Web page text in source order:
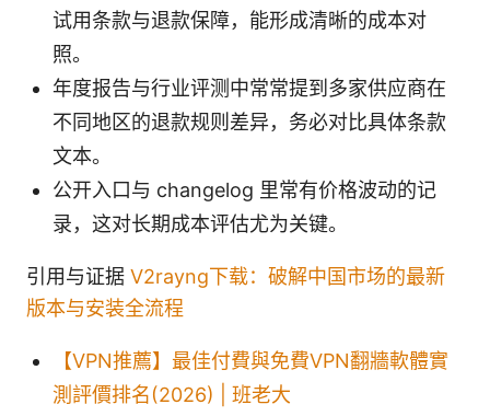
试用条款与退款保障，能形成清晰的成本对
照。
年度报告与行业评测中常常提到多家供应商在
不同地区的退款规则差异，务必对比具体条款
文本。
公开入口与 changelog 里常有价格波动的记
录，这对长期成本评估尤为关键。
引用与证据 V2rayng下载：破解中国市场的最新
版本与安装全流程
【VPN推薦】最佳付費與免費VPN翻牆軟體實
測評價排名(2026) | 班老大